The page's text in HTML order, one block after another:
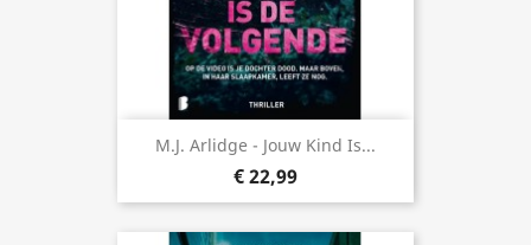
M.J. Arlidge - Jouw Kind Is...
€ 22,99